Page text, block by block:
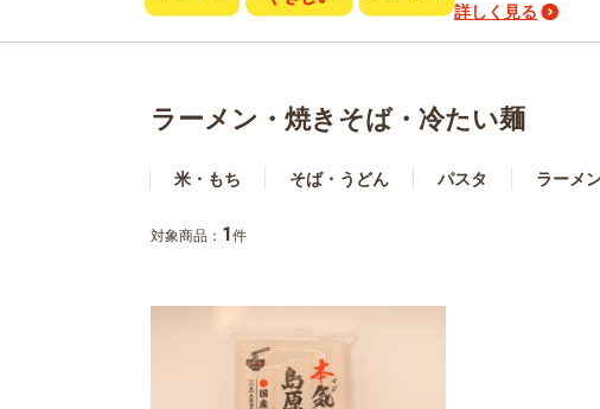
詳しく見る
ラーメン・焼きそば・冷たい麺
米・もち そば・うどん パスタ ラーメ
対象商品： 1件